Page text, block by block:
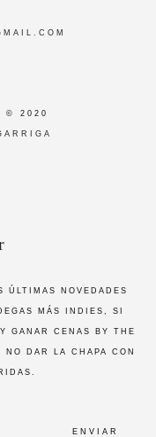
© 2020
NOVEDADES
MÁS INDIES, SI
GANAR CENAS BY THE
DAR LA CHAPA CON